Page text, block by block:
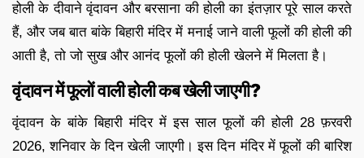
होली के दीवाने वृंदावन और बरसाना की होली का इंतज़ार पूरे साल करते
हैं, और जब बात बांके बिहारी मंदिर में मनाई जाने वाली फूलों की होली की
आती है, तो जो सुख और आनंद फूलों की होली खेलने में मिलता है।
वृंदावन में फूलों वाली होली कब खेली जाएगी?
वृंदावन के बांके बिहारी मंदिर में इस साल फूलों की होली 28 फ़रवरी
2026, शनिवार के दिन खेली जाएगी। इस दिन मंदिर में फूलों की बारिश